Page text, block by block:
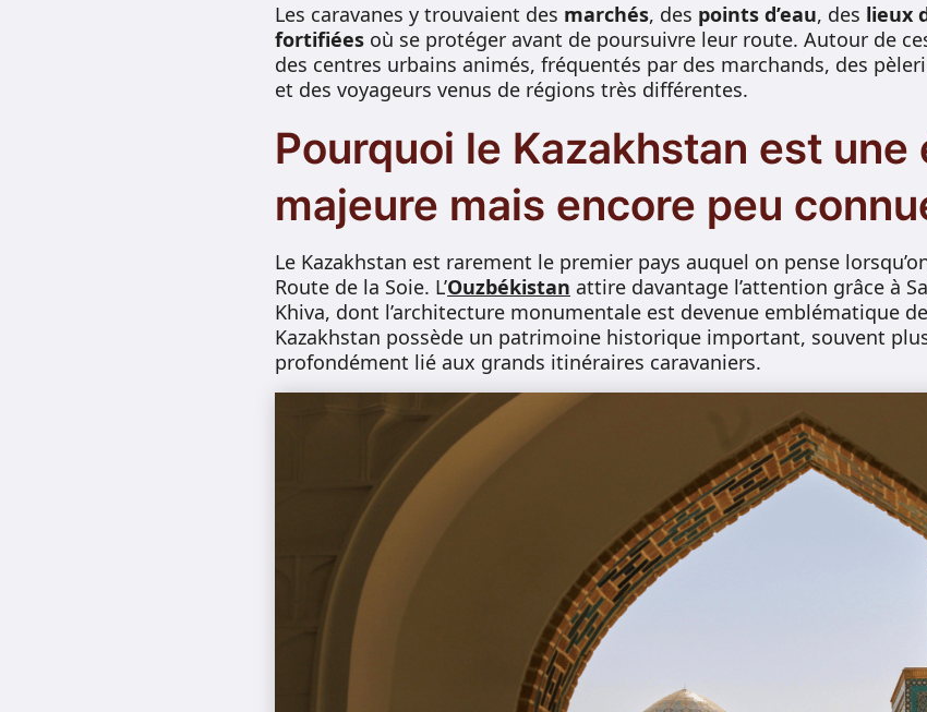
Les caravanes y trouvaient des marchés, des points d’eau, des lieux
fortifiées où se protéger avant de poursuivre leur route. Autour de
des centres urbains animés, fréquentés par des marchands, des
et des voyageurs venus de régions très différentes.
Pourquoi le Kazakhstan est une
majeure mais encore peu
Le Kazakhstan est rarement le premier pays auquel on pense
Route de la Soie. L’Ouzbékistan attire davantage l’attention grâce à
Khiva, dont l’architecture monumentale est devenue emblématique
Kazakhstan possède un patrimoine historique important, souvent
profondément lié aux grands itinéraires caravaniers.